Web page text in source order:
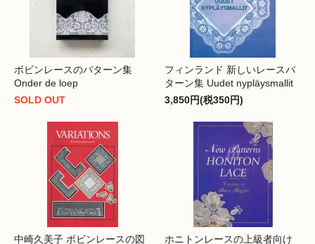
ボビンレースのパターン集
Onder de loep
SOLD OUT
フィンランド 新しいレースパ
ターン集 Uudet nypläysmallit
3,850円(税350円)
中崎久美子 ボビンレースの図
ホニトンレースの上級者向け